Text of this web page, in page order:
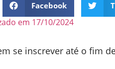
Facebook
em 17/10/2024
se inscrever até o fim